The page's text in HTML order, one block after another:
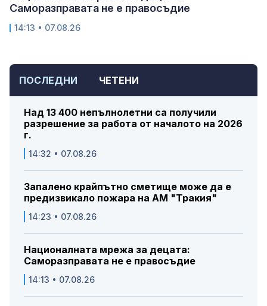
ПОСЛЕДНИ ЧЕТЕНИ
Над 13 400 непълнолетни са получили
разрешение за работа от началото на 2026
г.
14:32 • 07.08.26
Запалено крайпътно сметище може да е
предизвикало пожара на АМ "Тракия"
14:23 • 07.08.26
Националната мрежа за децата:
Саморазправата не е правосъдие
14:13 • 07.08.26
Саморазправата не е правосъдие
14:13 • 07.08.26